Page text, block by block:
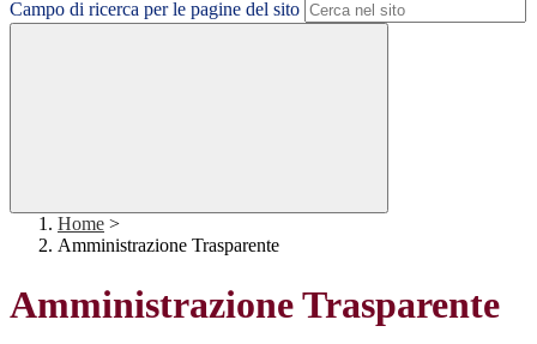
Campo di ricerca per le pagine del sito
Home >
Amministrazione Trasparente
Amministrazione Trasparente